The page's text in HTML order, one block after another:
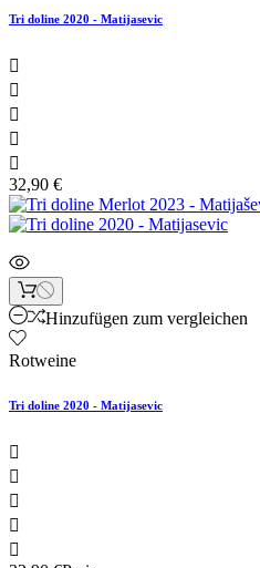
Tri doline 2020 - Matijasevic





32,90 €
Hinzufügen zum vergleichen
Rotweine
Tri doline 2020 - Matijasevic




